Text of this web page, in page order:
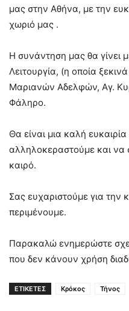
μας στην Αθήνα, με την
χωριό μας .
Η συνάντηση μας θα γίνει
Λειτουργία, (η οποία
Μαριανών Αδελφών, Αγ.
Φάληρο.
Θα είναι μια καλή
αλληλοκεραστούμε και να
καιρό.
Σας ευχαριστούμε για την
περιμένουμε.
Παρακαλώ ενημερώστε
που δεν κάνουν χρήση
ΕΤΙΚΕΤΕΣ Κρόκος Τήνος